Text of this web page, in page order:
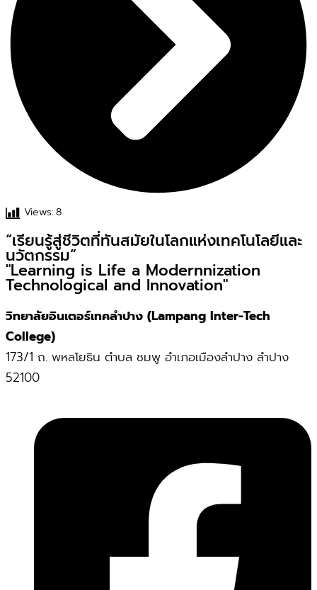
Views:8
“เรียนรู้สู่ชีวิตที่ทันสมัยในโลกแห่งเทคโนโลยีและ
นวัตกรรม”
"Learning is Life a Modernnization
Technological and Innovation"
วิทยาลัยอินเตอร์เทคลำปาง (Lampang Inter-Tech
College)
173/1 ถ. พหลโยธิน ตำบล ชมพู อำเภอเมืองลำปาง ลำปาง
52100